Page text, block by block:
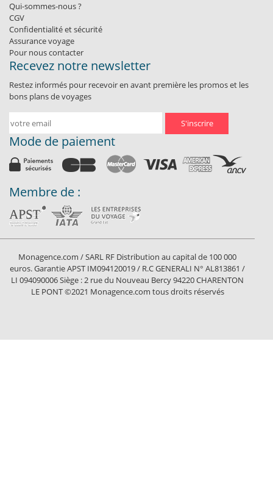
Qui-sommes-nous ?
CGV
Confidentialité et sécurité
Assurance voyage
Pour nous contacter
Recevez notre newsletter
Restez informés pour recevoir en avant première les promos et les
bons plans de voyages
S'inscrire
Mode de paiement
Membre de :
Monagence.com / SARL RF Distribution au capital de 100 000
euros. Garantie APST IM094120019 / R.C GENERALI N° AL813861 /
LI 094090006 Siège : 2 rue du Nouveau Bercy 94220 CHARENTON
LE PONT ©2021 Monagence.com tous droits réservés